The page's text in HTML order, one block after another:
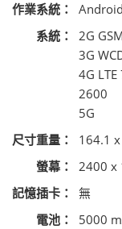
作業系統：
系統：
2G
3G
4G
2600
5G
尺寸重量：
164.1
螢幕：
2400 x
記憶插卡：
無
電池：
5000